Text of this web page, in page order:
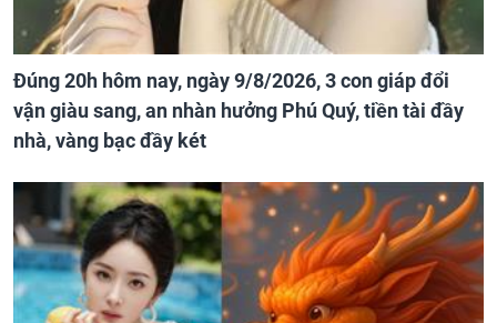
Đúng 20h hôm nay, ngày 9/8/2026, 3 con giáp đổi
vận giàu sang, an nhàn hưởng Phú Quý, tiền tài đầy
nhà, vàng bạc đầy két